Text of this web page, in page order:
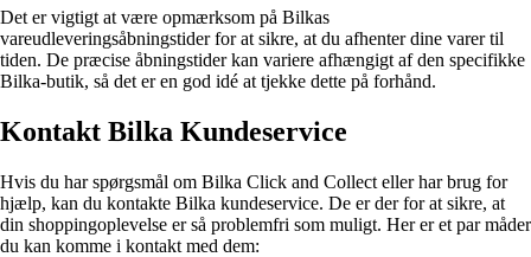
Det er vigtigt at være opmærksom på Bilkas
vareudleveringsåbningstider for at sikre, at du afhenter dine varer til
tiden. De præcise åbningstider kan variere afhængigt af den specifikke
Bilka-butik, så det er en god idé at tjekke dette på forhånd.
Kontakt Bilka Kundeservice
Hvis du har spørgsmål om Bilka Click and Collect eller har brug for
hjælp, kan du kontakte Bilka kundeservice. De er der for at sikre, at
din shoppingoplevelse er så problemfri som muligt. Her er et par måder
du kan komme i kontakt med dem: